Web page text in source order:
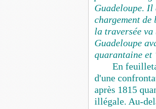
Guadeloupe. Il
chargement
la traversée
Guadeloupe
quarantaine et
En
d'une
après 1815
illégale. Au-